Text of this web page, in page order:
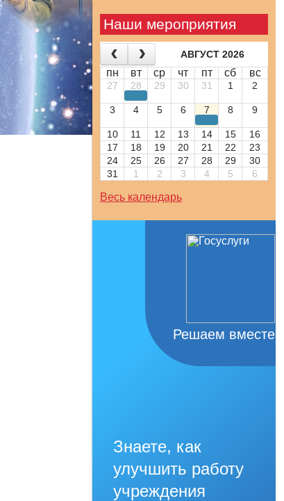
Наши мероприятия
АВГУСТ 2026
пн вт ср чт пт сб вс
27 28 29 30 31 1 2
3 4 5 6 7 8 9
10 11 12 13 14 15
16
17
18 19 20 21 22
23
24
25 26 27 28 29
30
31
1 2 3 4 5 6
Весь календарь
Решаем вместе
Знаете, как
улучшить работу
учреждения